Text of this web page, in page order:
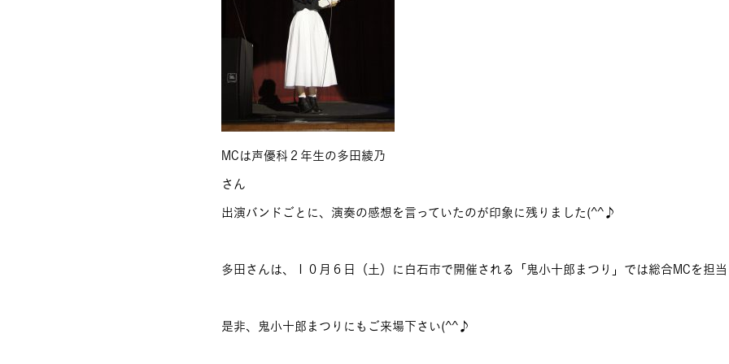
MCは声優科２年生の多田綾乃
さん
出演バンドごとに、演奏の感想を言っていたのが印象に残りました(^^♪
多田さんは、１０月６日（土）に白石市で開催される「鬼小十郎まつり」では総合MCを担当
是非、鬼小十郎まつりにもご来場下さい(^^♪